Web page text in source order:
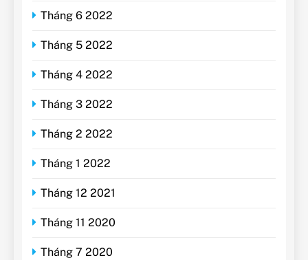
Tháng 6 2022
Tháng 5 2022
Tháng 4 2022
Tháng 3 2022
Tháng 2 2022
Tháng 1 2022
Tháng 12 2021
Tháng 11 2020
Tháng 7 2020